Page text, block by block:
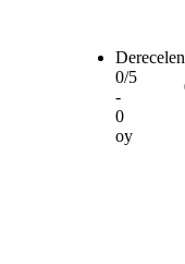
0/5
-
0
oy